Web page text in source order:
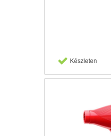
Készleten